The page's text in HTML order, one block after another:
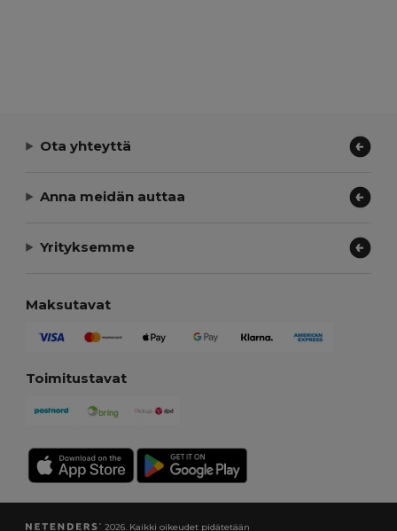
Ota yhteyttä
Anna meidän auttaa
Yrityksemme
Maksutavat
Toimitustavat
2026. Kaikki oikeudet pidätetään